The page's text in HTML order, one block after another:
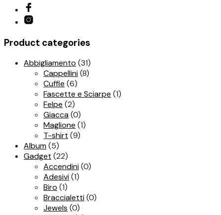
Product categories
Abbigliamento (31)
Cappellini(8)
Cuffie (6)
Fascette e Sciarpe (1)
Felpe (2)
Giacca(0)
Maglione (1)
T-shirt (9)
Album(5)
Gadget (22)
Accendini(0)
Adesivi(1)
Biro (1)
Braccialetti(0)
Jewels (0)